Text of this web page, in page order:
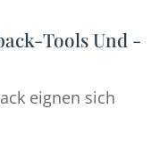
Tools Und -
eignen sich